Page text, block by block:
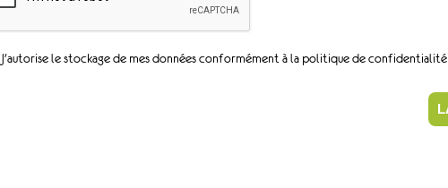
J'autorise le stockage de mes données conformément à la politique de confidentialité